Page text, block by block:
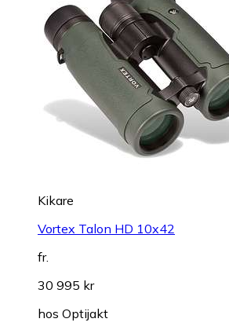
Kikare
Vortex Talon HD 10x42
fr.
30 995 kr
hos Optijakt